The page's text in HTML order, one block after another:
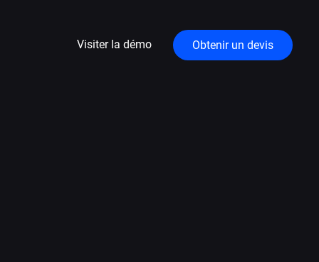
Visiter la démo Obtenir un devis